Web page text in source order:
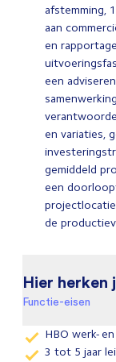
afstemming,
aan
en
een
en variaties,
gemiddeld
een
de
Hier herken
Functie-eisen
HBO werk-
3 tot 5 jaar